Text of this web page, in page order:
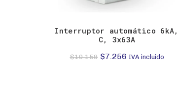
Interruptor automático 6kA,
C, 3x63A
$10.159 El
$7.256ElIVA incluido